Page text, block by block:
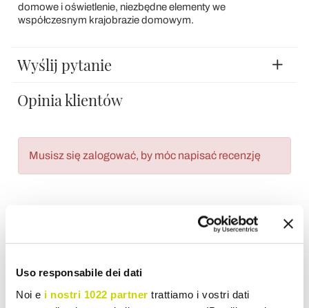
Uso responsabile dei dati
Noi e i nostri 1022 partner trattiamo i vostri dati
domowe i oświetlenie, niezbędne elementy we
współczesnym krajobrazie domowym.
Wyślij pytanie
Opinia klientów
Musisz się zalogować, by móc napisać recenzję
Wish List Wyślij swoją recenzje na temat tego produktu